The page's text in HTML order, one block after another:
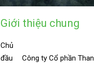
Giới thiệu chung
Chủ
đầu
Công ty Cổ phần